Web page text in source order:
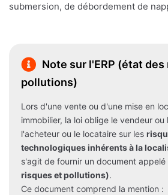
submersion, de débordement de
Note sur l'ERP (état
pollutions)
Lors d'une vente ou d'une mise en
immobilier, la loi oblige le vendeur
l'acheteur ou le locataire sur les
technologiques inhérents à la
s'agit de fournir un document appelé
risques et pollutions).
Ce document comprend la mention :